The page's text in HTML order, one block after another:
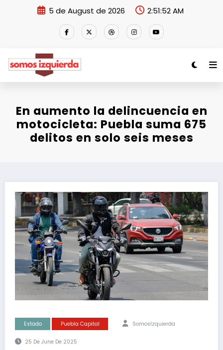
5 de August de 2026 2:51:52 AM
En aumento la delincuencia en
motocicleta: Puebla suma 675
delitos en solo seis meses
Estado Puebla Capital SomosIzquierda
25 De June De 2025